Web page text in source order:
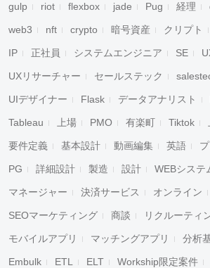
gulp riot flexbox jade Pug 経理
web3 nft crypto 暗号資産 クリプト
IP 正社員 システムエンジニア SE
UXリサーチャー セールステック
UIデザイナー Flask データアナリスト
Tableau 上場 PMO 有楽町 Tiktok
要件定義 基本設計 動画編集 英語
PG 詳細設計 製造 設計 WEBシステ
マネージャー 決済サービス オンライン
SEOマーケティング 商談 リクルーティ
モバイルアプリ マッチングアプリ 分析
Embulk ETL ELT Workship限定案件